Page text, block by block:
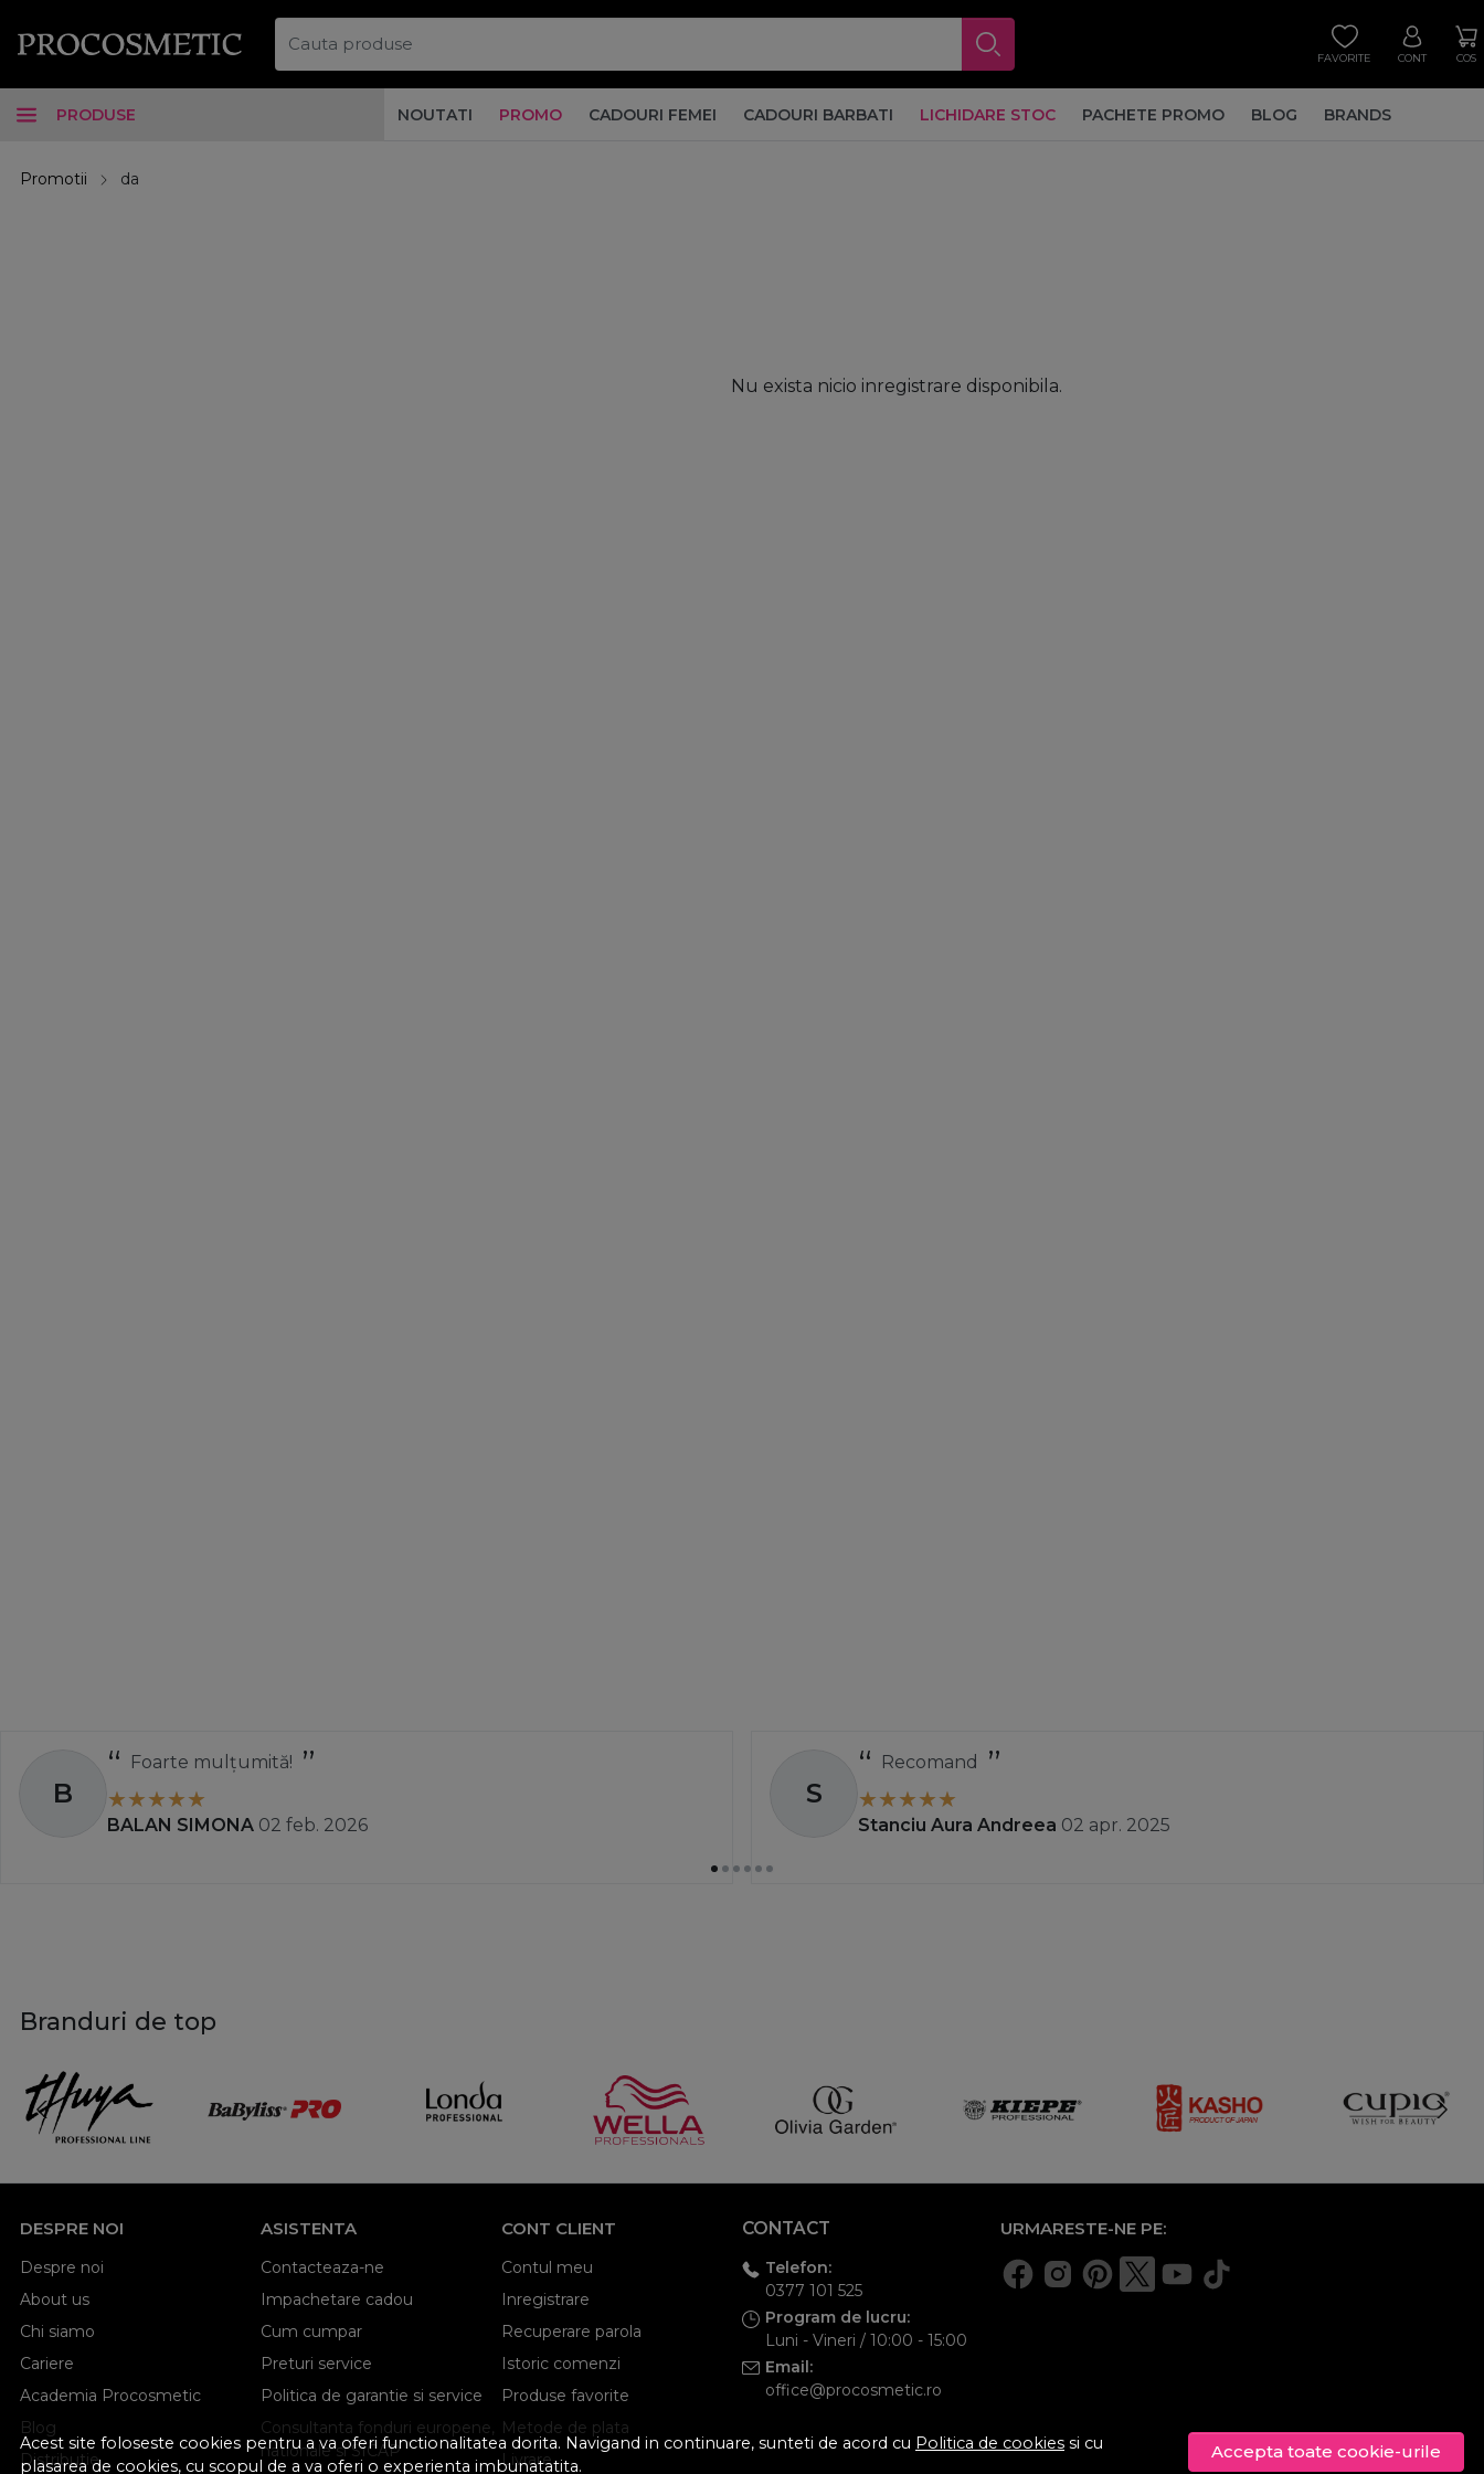
FAVORITE CONT COS
PRODUSE NOUTATI PROMO CADOURI FEMEI CADOURI BARBATI LICHIDARE STOC PACHETE PROMO BLOG BRANDS
Promotii da
Nu exista nicio inregistrare disponibila.
Acest site foloseste cookies pentru a va oferi functionalitatea dorita. Navigand in continuare, sunteti de acord cu Politica de cookies si cu
plasarea de cookies, cu scopul de a va oferi o experienta imbunatatita.
Accepta toate cookie-urile
B
Foarte mulțumită!
BALAN SIMONA 02 feb. 2026
S
Recomand
Stanciu Aura Andreea 02 apr. 2025
Branduri de top
DESPRE NOI
Despre noi
About us
Chi siamo
Cariere
Academia Procosmetic
Blog
Distributie
ASISTENTA
Contacteaza-ne
Impachetare cadou
Cum cumpar
Preturi service
Politica de garantie si service
Consultanta fonduri europene,
nationale si SICAP
CONT CLIENT
Contul meu
Inregistrare
Recuperare parola
Istoric comenzi
Produse favorite
Metode de plata
Livrare
CONTACT
Telefon:
0377 101 525
Program de lucru:
Luni - Vineri / 10:00 - 15:00
Email:
office@procosmetic.ro
URMARESTE-NE PE: